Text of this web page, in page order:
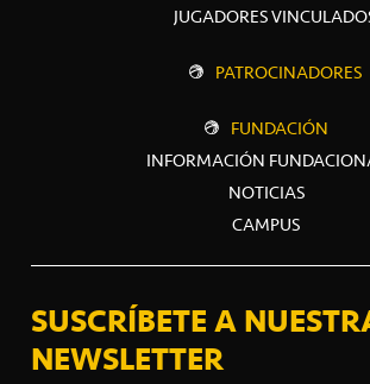
JUGADORES
PATROCINADORES
FUNDACIÓN
INFORMACIÓN
NOTICIAS
CAMPUS
SUSCRÍBETE A
NEWSLETTER